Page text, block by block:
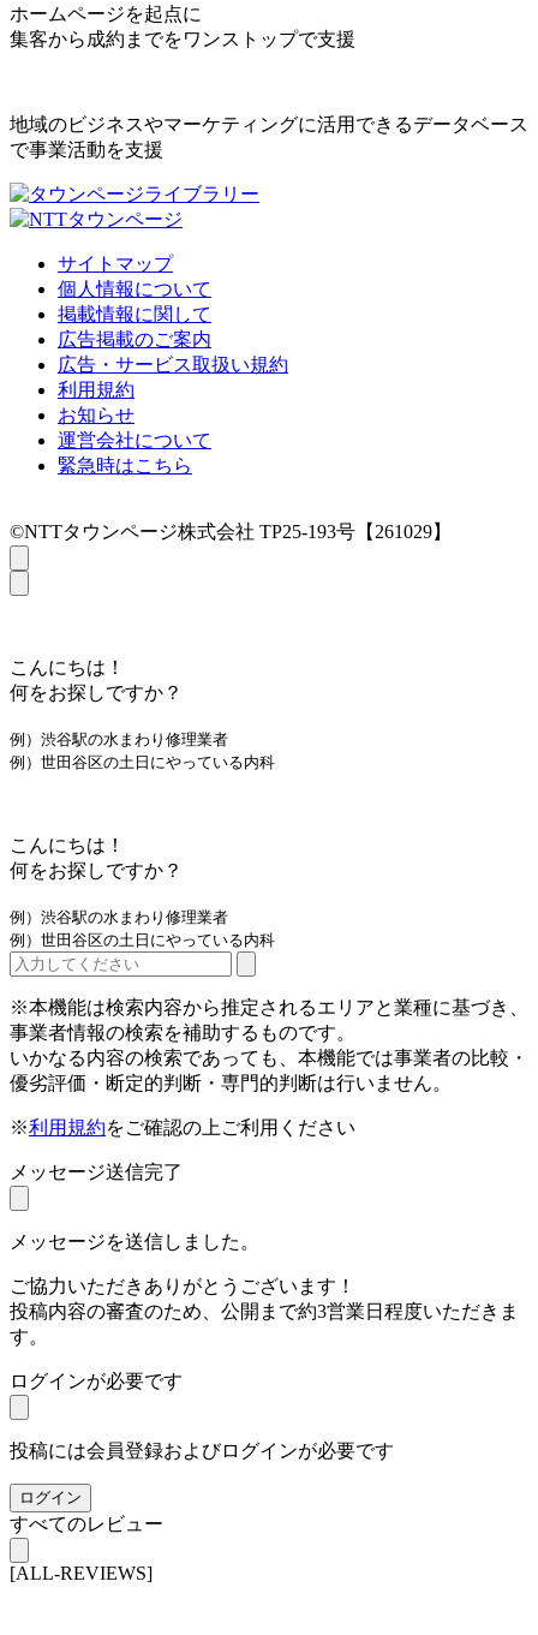
ホームページを起点に
集客から成約までをワンストップで支援
地域のビジネスやマーケティングに活用できるデータベース
で事業活動を支援
サイトマップ
個人情報について
掲載情報に関して
広告掲載のご案内
広告・サービス取扱い規約
利用規約
お知らせ
運営会社について
緊急時はこちら
©NTTタウンページ株式会社 TP25-193号【261029】
こんにちは！
何をお探しですか？
例）渋谷駅の水まわり修理業者
例）世田谷区の土日にやっている内科
こんにちは！
何をお探しですか？
例）渋谷駅の水まわり修理業者
例）世田谷区の土日にやっている内科
※本機能は検索内容から推定されるエリアと業種に基づき、
事業者情報の検索を補助するものです。
いかなる内容の検索であっても、本機能では事業者の比較・
優劣評価・断定的判断・専門的判断は行いません。
※利用規約をご確認の上ご利用ください
メッセージ送信完了
メッセージを送信しました。
ご協力いただきありがとうございます！
投稿内容の審査のため、公開まで約3営業日程度いただきま
す。
ログインが必要です
投稿には会員登録およびログインが必要です
ログイン
すべてのレビュー
[ALL-REVIEWS]